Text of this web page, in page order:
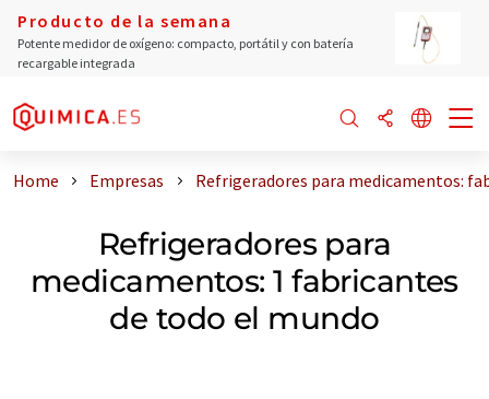
Producto de la semana
Potente medidor de oxígeno: compacto, portátil y con batería
recargable integrada
Home Empresas Refrigeradores para medicamentos:
Refrigeradores para
medicamentos: 1 fabricantes
de todo el mundo